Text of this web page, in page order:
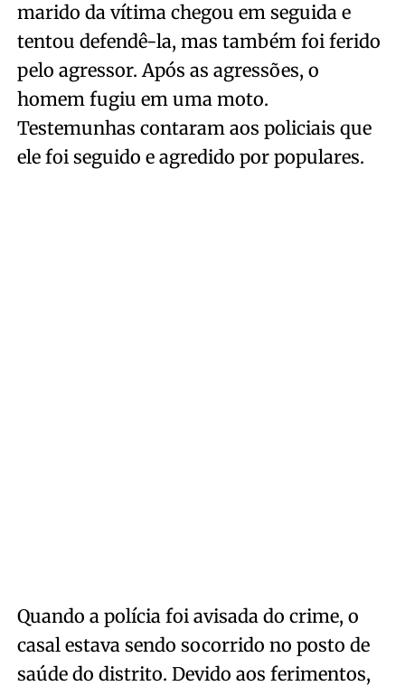
marido da vítima chegou em seguida e
tentou defendê-la, mas também foi ferido
pelo agressor. Após as agressões, o
homem fugiu em uma moto.
Testemunhas contaram aos policiais que
ele foi seguido e agredido por populares.
Quando a polícia foi avisada do crime, o
casal estava sendo socorrido no posto de
saúde do distrito. Devido aos ferimentos,